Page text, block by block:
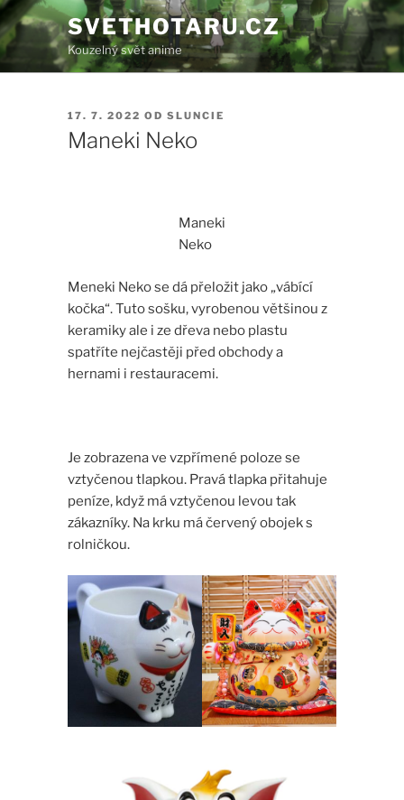
Přejít
k
obsahu
webu
SVETHOTARU.CZ
Kouzelný svět anime
PUBLIKOVÁNO
17. 7. 2022 OD SLUNCIE
Maneki Neko
Maneki
Neko
Meneki Neko se dá přeložit jako „vábící
kočka“. Tuto sošku, vyrobenou většinou z
keramiky ale i ze dřeva nebo plastu
spatříte nejčastěji před obchody a
hernami i restauracemi.
Je zobrazena ve vzpřímené poloze se
vztyčenou tlapkou. Pravá tlapka přitahuje
peníze, když má vztyčenou levou tak
zákazníky. Na krku má červený obojek s
rolničkou.